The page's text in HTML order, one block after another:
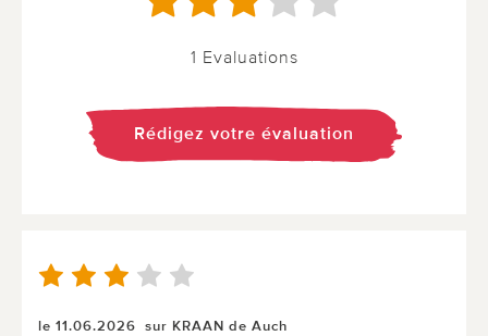
1 Evaluations
Rédigez votre évaluation
le 11.06.2026 sur KRAAN de Auch